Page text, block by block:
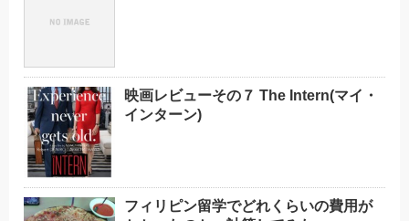
映画レビューその７ The Intern(マイ・
インターン)
フィリピン留学でどれくらいの費用が